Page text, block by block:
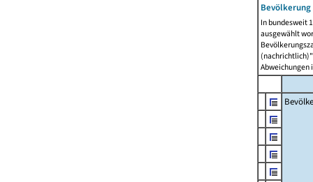
In bundesweit
ausgewählt
Abweichungen